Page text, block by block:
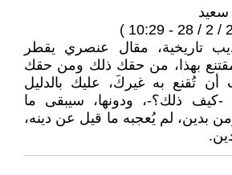
تاريخية، مقال عنصري يقطر
بهذا، من حقك ذلك ومن حقك
أن تُقنع به غيركَ، عليك بالدليل
-كيف ذلك؟-، ودونها، سيبقى ما
بدين، لم يُعجبه ما قيل عن دينه،